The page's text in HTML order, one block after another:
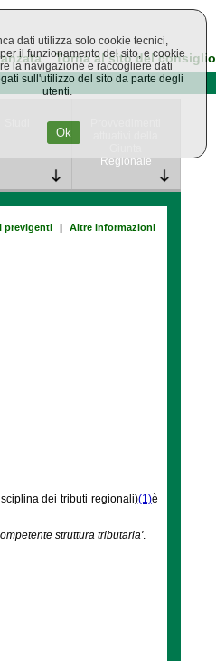
Torna al sito del consiglio
Regionale
previgenti | Altre informazioni
dei tributi regionali)(1)è
struttura tributaria'.
dati utilizza solo cookie tecnici,
il funzionamento del sito, e cookie
la navigazione e raccogliere dati
sull'utilizzo del sito da parte degli
utenti.
Ok